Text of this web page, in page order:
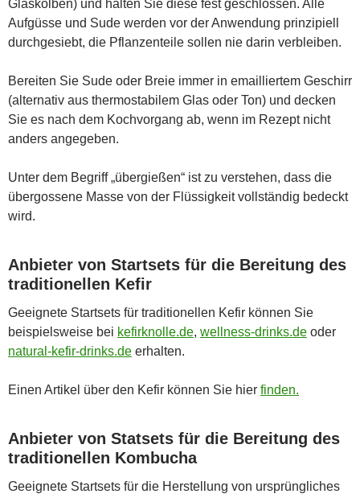
Glaskolben) und halten Sie diese fest geschlossen. Alle
Aufgüsse und Sude werden vor der Anwendung prinzipiell
durchgesiebt, die Pflanzenteile sollen nie darin verbleiben.
Bereiten Sie Sude oder Breie immer in emailliertem Geschirr
(alternativ aus thermostabilem Glas oder Ton) und decken
Sie es nach dem Kochvorgang ab, wenn im Rezept nicht
anders angegeben.
Unter dem Begriff „übergießen“ ist zu verstehen, dass die
übergossene Masse von der Flüssigkeit vollständig bedeckt
wird.
Anbieter von Startsets für die Bereitung des
traditionellen Kefir
Geeignete Startsets für traditionellen Kefir können Sie
beispielsweise bei kefirknolle.de, wellness-drinks.de oder
natural-kefir-drinks.de erhalten.
Einen Artikel über den Kefir können Sie hier finden.
Anbieter von Statsets für die Bereitung des
traditionellen Kombucha
Geeignete Startsets für die Herstellung von ursprüngliches